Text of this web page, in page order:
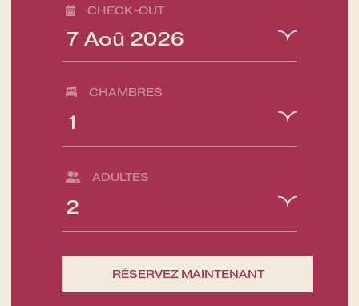
CHECK-OUT
7 Aoû 2026
CHAMBRES
ADULTES